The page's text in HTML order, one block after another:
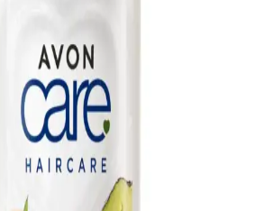
Kremi: Nemlendirici ve Besleyici
özlerle formüle edilen el kremi, kuru ve hassas
azaltır ve yumuşaklık sağlar. Günlük
içerikli bir bakım seçeneği.
Kremi: Doğal ve Etkili Cilt